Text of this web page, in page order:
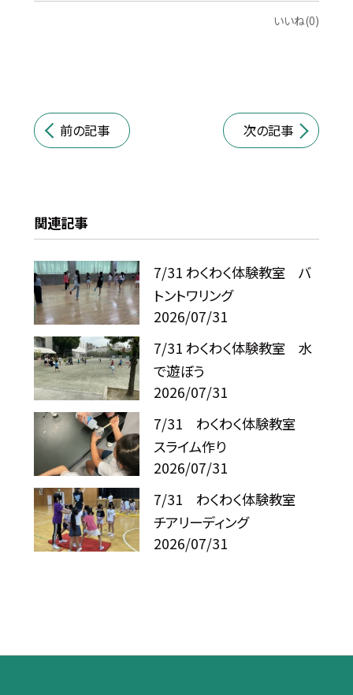
いいね(0)
前の記事 次の記事
関連記事
7/31 わくわく体験教室 バ
トントワリング
2026/07/31
7/31 わくわく体験教室 水
で遊ぼう
2026/07/31
7/31 わくわく体験教室
スライム作り
2026/07/31
7/31 わくわく体験教室
チアリーディング
2026/07/31